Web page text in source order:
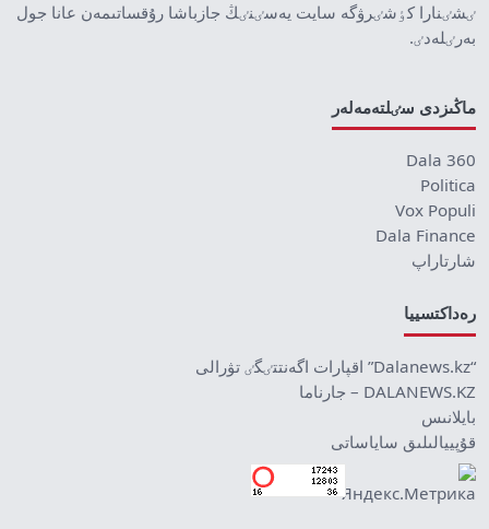
ٸشٸنارا كٶشٸرۋگە سايت يەسٸنٸڭ جازباشا رۇقساتىمەن عانا جول
بەرٸلەدٸ.
ماڭىزدى سٸلتەمەلەر
Dala 360
Politica
Vox Populi
Dala Finance
شارتاراپ
رەداكتسييا
“Dalanews.kz” اقپارات اگەنتتٸگٸ تۋرالى
DALANEWS.KZ – جارناما
بايلانىس
قۇپييالىلىق ساياساتى